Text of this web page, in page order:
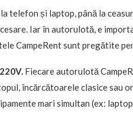
telefon și laptop, până la
Iar în autorulotă, e
CampeRent sunt pregătite
Fiecare autorulotă
încărcătoarele clasice sau
mari simultan (ex: